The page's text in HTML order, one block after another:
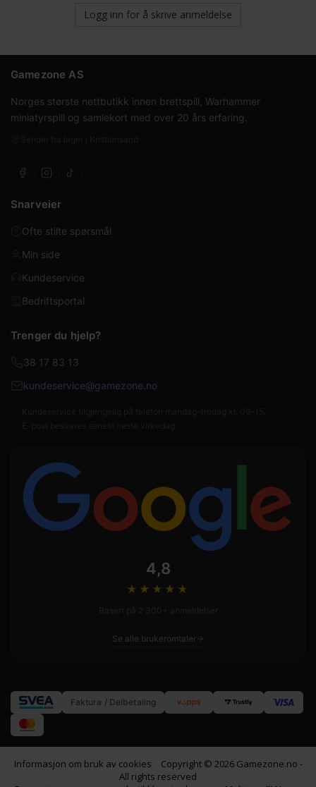
Logg inn for å skrive anmeldelse
Gamezone AS
Norges største nettbutikk innen brettspill, Warhammer
miniatyrspill og samlekort med over 20 års erfaring.
Snarveier
Ofte stilte spørsmål
Min side
Kundeservice
Bedriftsportal
Trenger du hjelp?
38 17 83 13
kundeservice@gamezone.no
4,8
★★★★ ★
Se alle brukeromtaler
Faktura / Delbetaling
Informasjon om bruk av cookies
Copyright © 2026 Gamezone.no -
All rights reserved